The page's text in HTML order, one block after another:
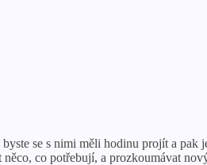
se s nimi měli hodinu projít a
co potřebují, a prozkoumávat